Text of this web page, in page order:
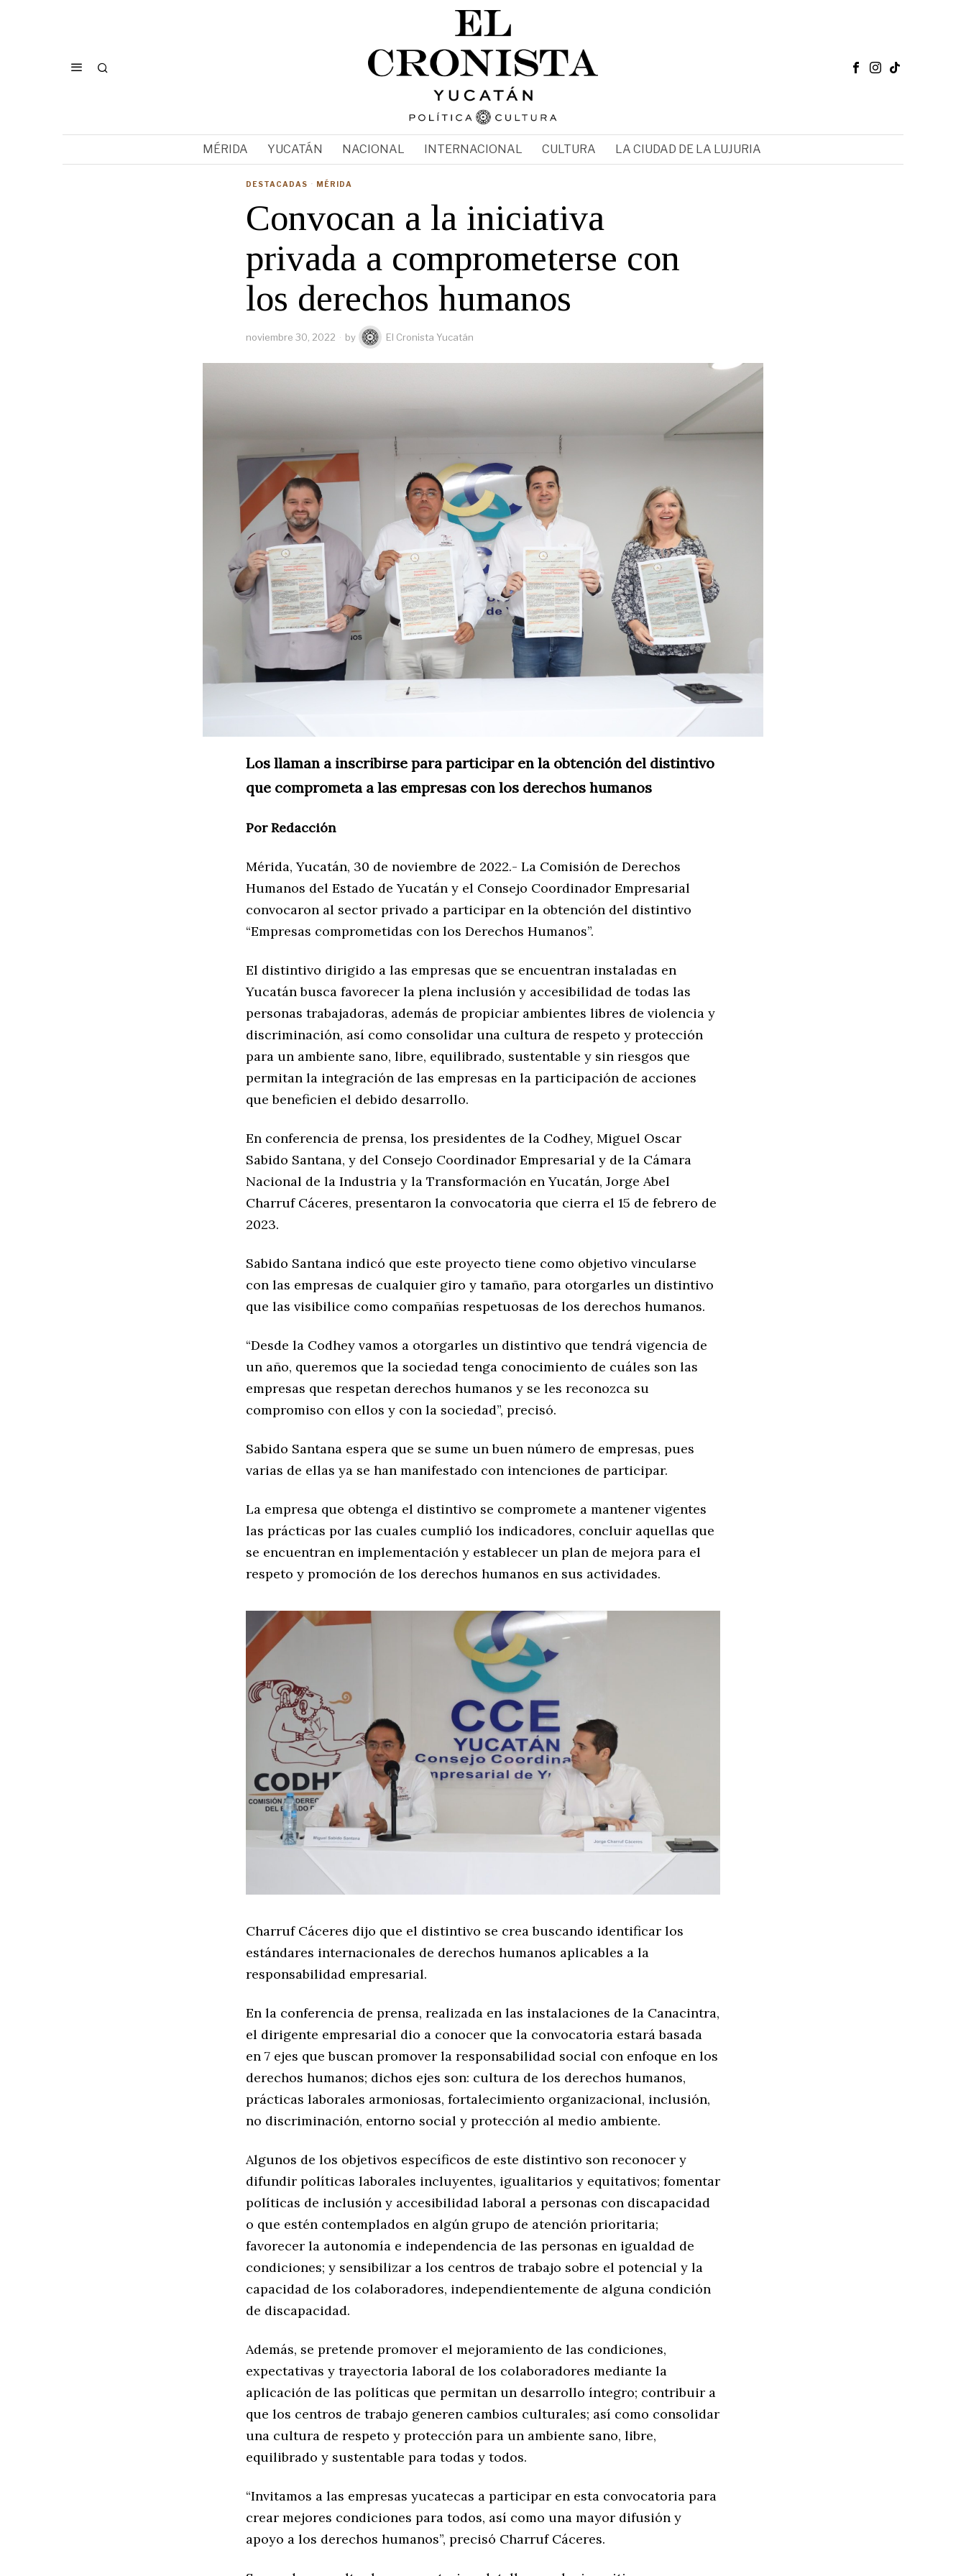
MÉRIDA YUCATÁN NACIONAL INTERNACIONAL CULTURA LA CIUDAD DE LA LUJURIA
DESTACADAS · MÉRIDA
Convocan a la iniciativa
privada a comprometerse con
los derechos humanos
noviembre 30, 2022 by El Cronista Yucatán
Los llaman a inscribirse para participar en la obtención del distintivo
que comprometa a las empresas con los derechos humanos
Por Redacción
Mérida, Yucatán, 30 de noviembre de 2022.- La Comisión de Derechos
Humanos del Estado de Yucatán y el Consejo Coordinador Empresarial
convocaron al sector privado a participar en la obtención del distintivo
“Empresas comprometidas con los Derechos Humanos”.
El distintivo dirigido a las empresas que se encuentran instaladas en
Yucatán busca favorecer la plena inclusión y accesibilidad de todas las
personas trabajadoras, además de propiciar ambientes libres de violencia y
discriminación, así como consolidar una cultura de respeto y protección
para un ambiente sano, libre, equilibrado, sustentable y sin riesgos que
permitan la integración de las empresas en la participación de acciones
que beneficien el debido desarrollo.
En conferencia de prensa, los presidentes de la Codhey, Miguel Oscar
Sabido Santana, y del Consejo Coordinador Empresarial y de la Cámara
Nacional de la Industria y la Transformación en Yucatán, Jorge Abel
Charruf Cáceres, presentaron la convocatoria que cierra el 15 de febrero de
2023.
Sabido Santana indicó que este proyecto tiene como objetivo vincularse
con las empresas de cualquier giro y tamaño, para otorgarles un distintivo
que las visibilice como compañías respetuosas de los derechos humanos.
“Desde la Codhey vamos a otorgarles un distintivo que tendrá vigencia de
un año, queremos que la sociedad tenga conocimiento de cuáles son las
empresas que respetan derechos humanos y se les reconozca su
compromiso con ellos y con la sociedad”, precisó.
Sabido Santana espera que se sume un buen número de empresas, pues
varias de ellas ya se han manifestado con intenciones de participar.
La empresa que obtenga el distintivo se compromete a mantener vigentes
las prácticas por las cuales cumplió los indicadores, concluir aquellas que
se encuentran en implementación y establecer un plan de mejora para el
respeto y promoción de los derechos humanos en sus actividades.
Charruf Cáceres dijo que el distintivo se crea buscando identificar los
estándares internacionales de derechos humanos aplicables a la
responsabilidad empresarial.
En la conferencia de prensa, realizada en las instalaciones de la Canacintra,
el dirigente empresarial dio a conocer que la convocatoria estará basada
en 7 ejes que buscan promover la responsabilidad social con enfoque en los
derechos humanos; dichos ejes son: cultura de los derechos humanos,
prácticas laborales armoniosas, fortalecimiento organizacional, inclusión,
no discriminación, entorno social y protección al medio ambiente.
Algunos de los objetivos específicos de este distintivo son reconocer y
difundir políticas laborales incluyentes, igualitarios y equitativos; fomentar
políticas de inclusión y accesibilidad laboral a personas con discapacidad
o que estén contemplados en algún grupo de atención prioritaria;
favorecer la autonomía e independencia de las personas en igualdad de
condiciones; y sensibilizar a los centros de trabajo sobre el potencial y la
capacidad de los colaboradores, independientemente de alguna condición
de discapacidad.
Además, se pretende promover el mejoramiento de las condiciones,
expectativas y trayectoria laboral de los colaboradores mediante la
aplicación de las políticas que permitan un desarrollo íntegro; contribuir a
que los centros de trabajo generen cambios culturales; así como consolidar
una cultura de respeto y protección para un ambiente sano, libre,
equilibrado y sustentable para todas y todos.
“Invitamos a las empresas yucatecas a participar en esta convocatoria para
crear mejores condiciones para todos, así como una mayor difusión y
apoyo a los derechos humanos”, precisó Charruf Cáceres.